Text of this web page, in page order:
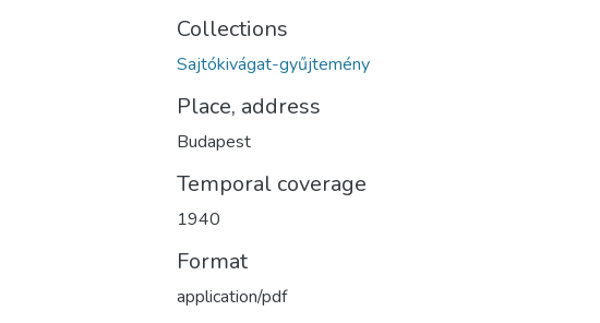
Collections
Sajtókivágat-gyűjtemény
Place, address
Budapest
Temporal coverage
1940
Format
application/pdf